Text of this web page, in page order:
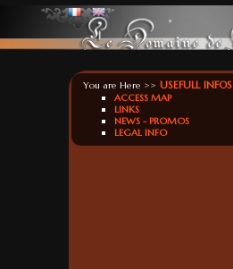
You are Here >> USEFULL INFOS
ACCESS MAP
LINKS
NEWS - PROMOS
LEGAL INFO